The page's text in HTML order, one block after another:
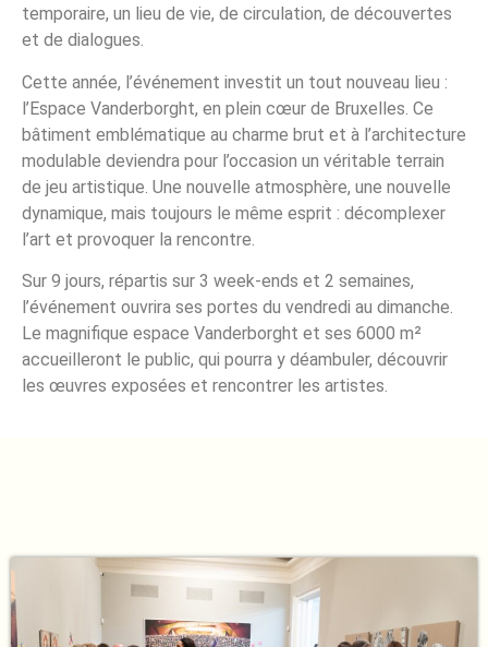
temporaire, un lieu de vie, de circulation, de découvertes
et de dialogues.
Cette année, l’événement investit un tout nouveau lieu :
l’Espace Vanderborght, en plein cœur de Bruxelles. Ce
bâtiment emblématique au charme brut et à l’architecture
modulable deviendra pour l’occasion un véritable terrain
de jeu artistique. Une nouvelle atmosphère, une nouvelle
dynamique, mais toujours le même esprit : décomplexer
l’art et provoquer la rencontre.
Sur 9 jours, répartis sur 3 week-ends et 2 semaines,
l’événement ouvrira ses portes du vendredi au dimanche.
Le magnifique espace Vanderborght et ses 6000 m²
accueilleront le public, qui pourra y déambuler, découvrir
les œuvres exposées et rencontrer les artistes.